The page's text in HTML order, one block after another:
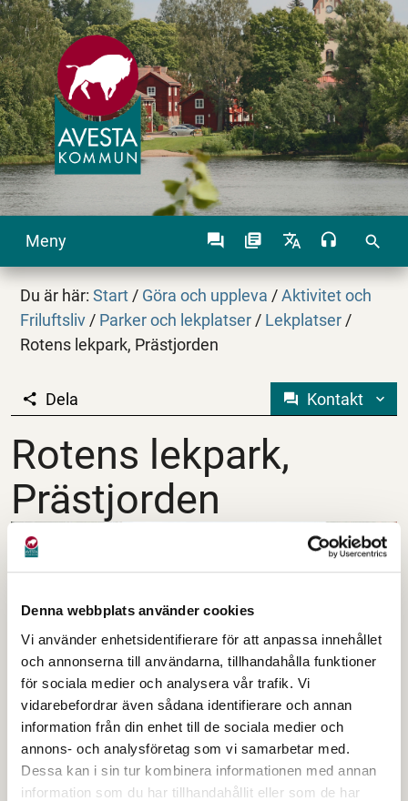
Denna webbplats använder cookies
Vi använder enhetsidentifierare för att anpassa innehållet
och annonserna till användarna, tillhandahålla funktioner
för sociala medier och analysera vår trafik. Vi
vidarebefordrar även sådana identifierare och annan
information från din enhet till de sociala medier och
annons- och analysföretag som vi samarbetar med.
Dessa kan i sin tur kombinera informationen med annan
information som du har tillhandahållit eller som de har
Meny search
Du är här:Start / Göra och uppleva / Aktivitet och
Friluftsliv / Parker och lekplatser / Lekplatser /
Rotens lekpark, Prästjorden
Rotens lekpark,
Dela Kontakt
Rotens lekpark,
Prästjorden
Lekparken Roten